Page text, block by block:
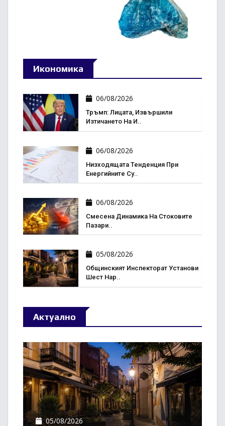
Икономика
06/08/2026
Тръмп: Лицата, Извършили
Изтичането На И..
06/08/2026
Низходящата Тенденция При
Енергийните Су..
06/08/2026
Смесена Динамика На Стоковите
Пазари..
05/08/2026
Общинският Инспекторат Установи
Шест Нар..
Актуално
05/08/2026